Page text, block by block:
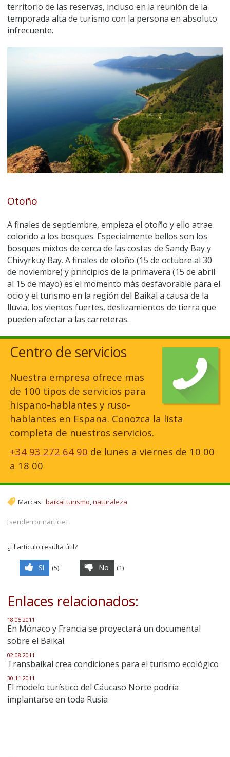
territorio de las reservas, incluso en la reunión de la
temporada alta de turismo con la persona en absoluto
infrecuente.
Otoño
A finales de septiembre, empieza el otoño y ello atrae
colorido a los bosques. Especialmente bellos son los
bosques mixtos de cerca de las costas de Sandy Bay y
Chivyrkuy Bay. A finales de otoño (15 de octubre al 30
de noviembre) y principios de la primavera (15 de abril
al 15 de mayo) es el momento más desfavorable para el
ocio y el turismo en la región del Baikal a causa de la
lluvia, los vientos fuertes, deslizamientos de tierra que
pueden afectar a las carreteras.
Centro de servicios
Nuestra empresa ofrece mas
de 100 tipos de servicios para
hispano-hablantes y ruso-
hablantes en Espana. Conozca la lista
completa de nuestros servicios.
+34 93 272 64 90 de lunes a viernes de 10 00
a 18 00
Marcas: baikal turismo,naturaleza
[senderrorinarticle]
¿El artículo resulta útil?
Si (5) No (1)
Enlaces relacionados:
18.05.2011
En Mónaco y Francia se proyectará un documental
sobre el Baikal
02.08.2011
Transbaikal crea condiciones para el turismo ecológico
30.11.2011
El modelo turístico del Cáucaso Norte podría
implantarse en toda Rusia